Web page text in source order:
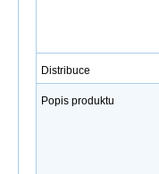
Distribuce
Popis produktu